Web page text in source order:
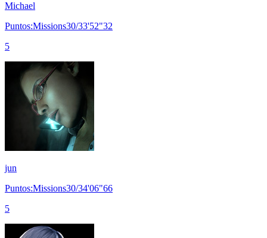
Michael
Puntos:Missions30/33'52"32
5
jun
Puntos:Missions30/34'06"66
5